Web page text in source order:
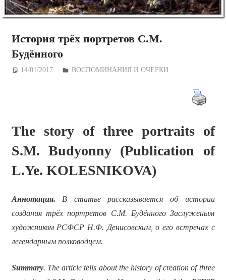
История трёх портретов С.М.
Будённого
14/01/2017 Дежурный по Редакции
ВОСПОМИНАНИЯ И ОЧЕРКИ
The story of three portraits of
S.M. Budyonny (Publication of
L.Ye. KOLESNIKOVA)
Аннотация.
В статье рассказывается об истории
создания трёх портретов С.М. Будённого Заслуженым
художником РСФСР Н.Ф. Денисовским, о его встречах с
легендарным полководцем.
Summary. The article tells about the history of creation of three